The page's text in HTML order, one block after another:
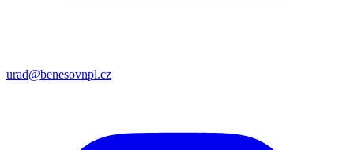
urad@benesovnpl.cz